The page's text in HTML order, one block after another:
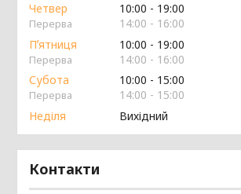
Четвер
10:00
19:00
14:00
16:00
Пʼятниця
10:00
19:00
14:00
16:00
Субота
10:00
15:00
14:00
15:00
Неділя
Вихідний
Контакти